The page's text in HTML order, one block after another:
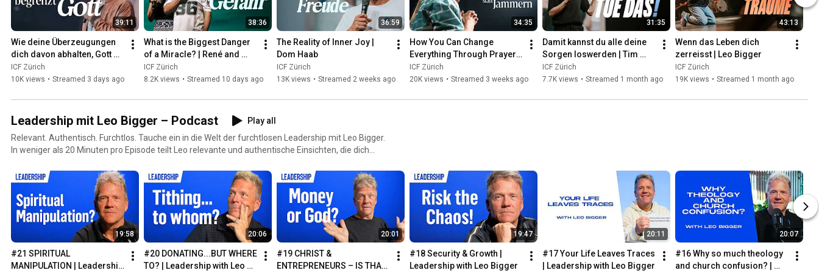
39:11
Wie deine Überzeugungen
dich davon abhalten, Gott
wirklich zu verstehen | Tobi
Teichen
ICF Zürich
10K views • Streamed 3 days ago
38:36
What is the Biggest Danger
of a Miracle? | René and
Ilana Schubert
ICF Zürich
8.2K views • Streamed 10 days ago
36:59
The Reality of Inner Joy |
Dom Haab
ICF Zürich
13K views • Streamed 2 weeks ago
34:35
How You Can Change
Everything Through Prayer |
Susanna Bigger
ICF Zürich
20K views • Streamed 3 weeks ago
31:35
Damit kannst du alle deine
Sorgen loswerden | Tim
Mujiarto
ICF Zürich
7.7K views • Streamed 1 month ago
43:13
Wenn das Leben dich
zerreisst | Leo Bigger
ICF Zürich
19K views • Streamed 1 month ago
Leadership mit Leo Bigger – Podcast
Play all
Relevant. Authentisch. Furchtlos. Tauche ein in die Welt der furchtlosen Leadership mit Leo Bigger.
In weniger als 20 Minuten pro Episode teilt Leo relevante und authentische Einsichten, die dich
und entfalte dein wahres Leadership-Potenzial!
19:58
#21 SPIRITUAL
MANIPULATION | Leadership
20:06
#20 DONATING...BUT WHERE
TO? | Leadership with Leo
20:01
#19 CHRIST &
ENTREPRENEURS – IS THAT
19:47
#18 Security & Growth |
Leadership with Leo Bigger
20:11
#17 Your Life Leaves Traces
| Leadership with Leo Bigger
20:07
#16 Why so much theology
and church confusion? |